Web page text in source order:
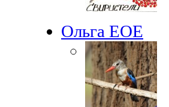
Ольга ЕОЕ